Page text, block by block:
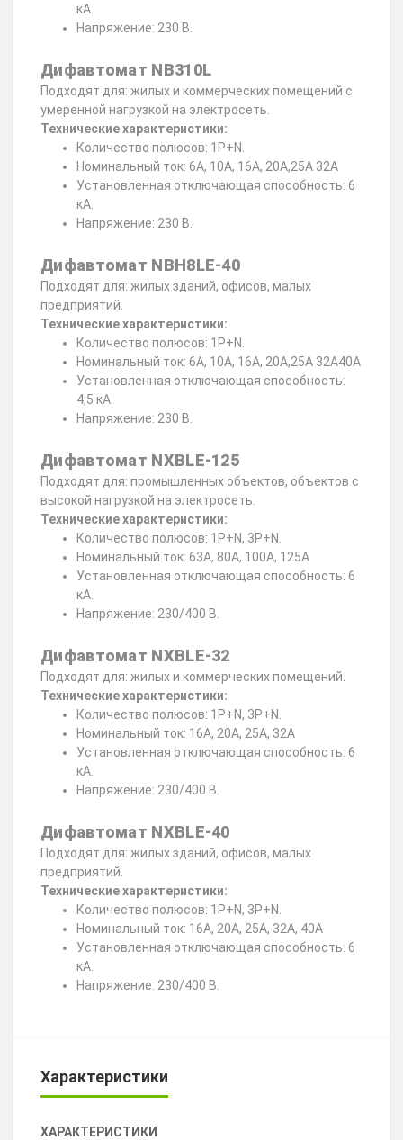
кА.
Напряжение: 230 В.
Дифавтомат NB310L
Подходят для: жилых и коммерческих помещений с
умеренной нагрузкой на электросеть.
Технические характеристики:
Количество полюсов: 1P+N.
Номинальный ток: 6А, 10А, 16А, 20А,25А 32А
Установленная отключающая способность: 6
кА.
Напряжение: 230 В.
Дифавтомат NBH8LE-40
Подходят для: жилых зданий, офисов, малых
предприятий.
Технические характеристики:
Количество полюсов: 1P+N.
Номинальный ток: 6А, 10А, 16А, 20А,25А 32А40А
Установленная отключающая способность:
4,5 кА.
Напряжение: 230 В.
Дифавтомат NXBLE-125
Подходят для: промышленных объектов, объектов с
высокой нагрузкой на электросеть.
Технические характеристики:
Количество полюсов: 1P+N, 3P+N.
Номинальный ток: 63А, 80А, 100А, 125А
Установленная отключающая способность: 6
кА.
Напряжение: 230/400 В.
Дифавтомат NXBLE-32
Подходят для: жилых и коммерческих помещений.
Технические характеристики:
Количество полюсов: 1P+N, 3P+N.
Номинальный ток: 16А, 20А, 25А, 32А
Установленная отключающая способность: 6
кА.
Напряжение: 230/400 В.
Дифавтомат NXBLE-40
Подходят для: жилых зданий, офисов, малых
предприятий.
Технические характеристики:
Количество полюсов: 1P+N, 3P+N.
Номинальный ток: 16А, 20А, 25А, 32А, 40А
Установленная отключающая способность: 6
кА.
Напряжение: 230/400 В.
Характеристики
ХАРАКТЕРИСТИКИ